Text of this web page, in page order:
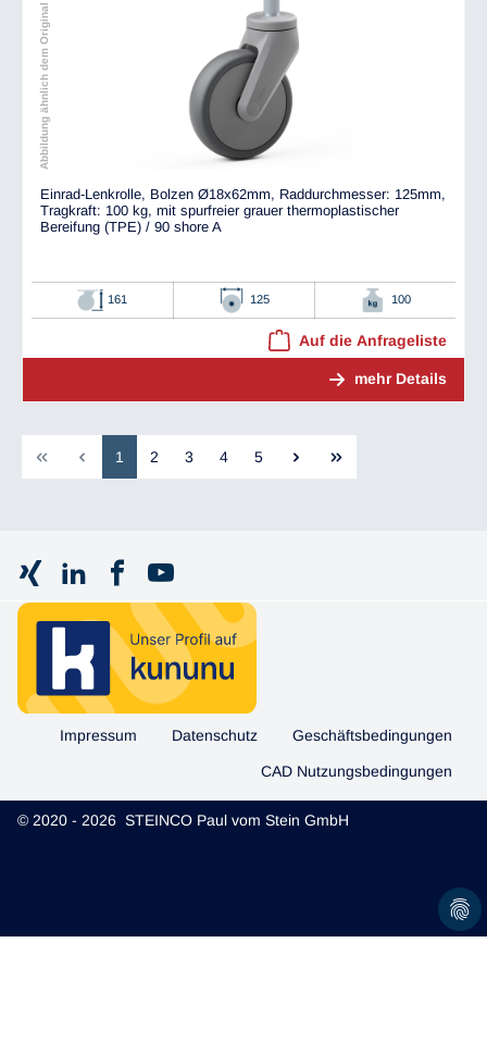
Abbildung ähnlich dem Original
Einrad-Lenkrolle, Bolzen Ø18x62mm, Raddurchmesser: 125mm,
Tragkraft: 100 kg, mit spurfreier grauer thermoplastischer
Bereifung (TPE) / 90 shore A
161 125 100
Auf die Anfrageliste
mehr Details
1 2 3 4 5
Impressum Datenschutz Geschäftsbedingungen
CAD Nutzungsbedingungen
© 2020 - 2026 STEINCO Paul vom Stein GmbH